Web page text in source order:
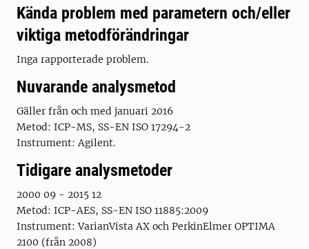
Kända problem med parametern och/eller
viktiga metodförändringar
Inga rapporterade problem.
Nuvarande analysmetod
Gäller från och med januari 2016
Metod: ICP-MS, SS-EN ISO 17294-2
Instrument: Agilent.
Tidigare analysmetoder
2000 09 - 2015 12
Metod: ICP-AES, SS-EN ISO 11885:2009
Instrument: VarianVista AX och PerkinElmer OPTIMA
2100 (från 2008)